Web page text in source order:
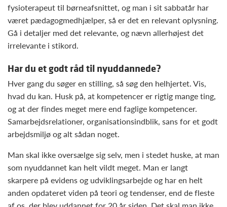
fysioterapeut til børneafsnittet, og man i sit sabbatår har
været pædagogmedhjælper, så er det en relevant oplysning.
Gå i detaljer med det relevante, og nævn allerhøjest det
irrelevante i stikord.
Har du et godt råd til nyuddannede?
Hver gang du søger en stilling, så søg den helhjertet. Vis,
hvad du kan. Husk på, at kompetencer er rigtig mange ting,
og at der findes meget mere end faglige kompetencer.
Samarbejdsrelationer, organisationsindblik, sans for et godt
arbejdsmiljø og alt sådan noget.
Man skal ikke oversælge sig selv, men i stedet huske, at man
som nyuddannet kan helt vildt meget. Man er langt
skarpere på evidens og udviklingsarbejde og har en helt
anden opdateret viden på teori og tendenser, end de fleste